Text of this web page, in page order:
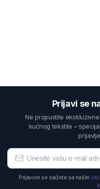
Prijavi se
Ne propustite
kućnog tekstila –
Prijavom se slažete sa našim